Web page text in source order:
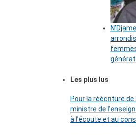
Les plus lus
Pour la réécriture de
ministre de
à l’écoute et au